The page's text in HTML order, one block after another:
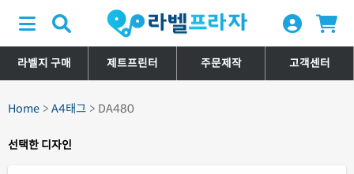
라벨지 구매 제트프린터 주문제작 고객센터
Home A4태그 DA480
선택한 디자인